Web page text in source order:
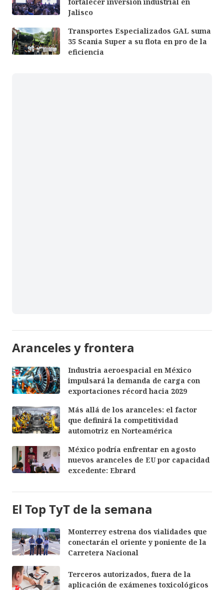
Jalisco
Transportes Especializados GAL suma
35 Scania Super a su flota en pro de la
eficiencia
Aranceles y frontera
Industria aeroespacial en México
impulsará la demanda de carga con
exportaciones récord hacia 2029
Más allá de los aranceles: el factor
que definirá la competitividad
automotriz en Norteamérica
México podría enfrentar en agosto
nuevos aranceles de EU por capacidad
excedente: Ebrard
El Top TyT de la semana
Monterrey estrena dos vialidades que
conectarán el oriente y poniente de la
Carretera Nacional
Terceros autorizados, fuera de la
aplicación de exámenes toxicológicos